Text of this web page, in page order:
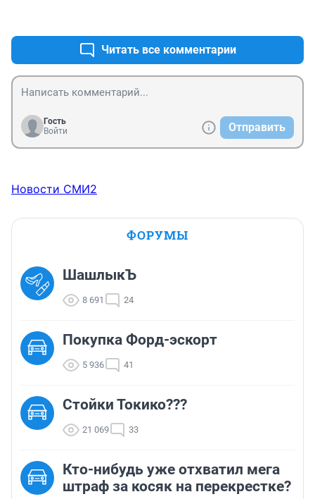
Читать все комментарии
Гость
Войти
Отправить
Новости СМИ2
ФОРУМЫ
ШашлыкЪ
8 691 24
Покупка Форд-эскорт
5 936 41
Стойки Токико???
21 069 33
Кто-нибудь уже отхватил мега
штраф за косяк на перекрестке?